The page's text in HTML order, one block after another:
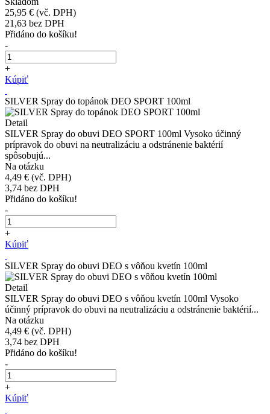
25,95 € (vč. DPH)
21,63 bez DPH
Přidáno do košíku!
-
+
Kúpiť
SILVER Spray do topánok DEO SPORT 100ml
Detail
SILVER Spray do obuvi DEO SPORT 100ml Vysoko účinný
prípravok do obuvi na neutralizáciu a odstránenie baktérií
spôsobujú...
Na otázku
4,49 € (vč. DPH)
3,74 bez DPH
Přidáno do košíku!
-
+
Kúpiť
SILVER Spray do obuvi DEO s vôňou kvetín 100ml
Detail
SILVER Spray do obuvi DEO s vôňou kvetín 100ml Vysoko
účinný prípravok do obuvi na neutralizáciu a odstránenie baktérií...
Na otázku
4,49 € (vč. DPH)
3,74 bez DPH
Přidáno do košíku!
-
+
Kúpiť